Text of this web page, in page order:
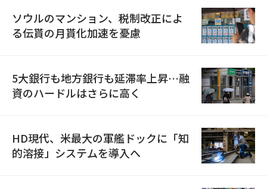
ソウルのマンション、税制改正によ
る伝貰の月貰化加速を憂慮
5大銀行も地方銀行も延滞率上昇…融
資のハードルはさらに高く
HD現代、米最大の軍艦ドックに「知
的溶接」システムを導入へ